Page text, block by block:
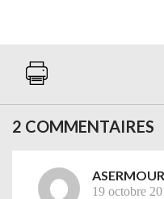
2 COMMENTAIRES
19 octobre